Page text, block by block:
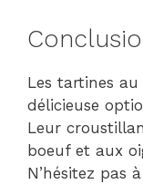
Les tartines
délicieuse
Leur
boeuf et aux
N’hésitez pas